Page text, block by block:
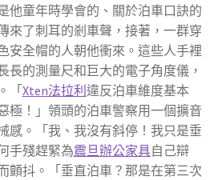
他童年時學會的、關於泊車口訣的
來了刺耳的剎車聲，接著，一群穿
安全帽的人朝他衝來。這些人手裡
長的測量尺和巨大的電子角度儀，
「 Xten法拉利 違反泊車維度基本
極！」領頭的泊車警察用一個擴音
感。「我、我沒有斜停！我只是垂
手殘趕緊為震旦辦公家具自己辯
顫抖。「垂直泊車？那是在第三次